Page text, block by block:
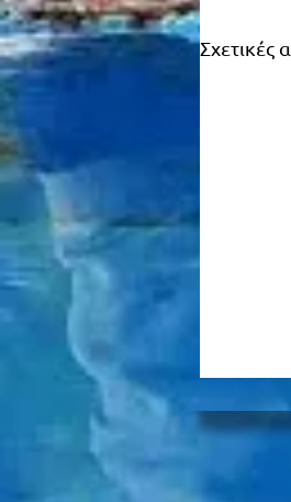
Σχετικές